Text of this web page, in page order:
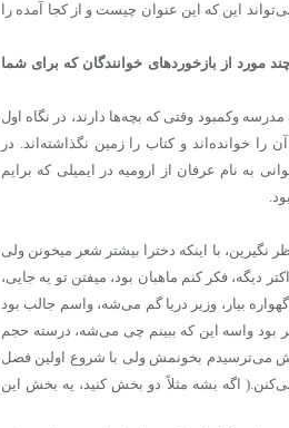
این که این عنوان چیست و از کجا آمده را
مورد از بازخوردهای خوانندگان که برای شما
مدرسه وکمبود وقتی که بچه‌ها دارند، در نگاه اول
خوانده‌اند و کتاب را زمین نگذاشته‌اند. در
به نام عرفان از ارومیه در ایمیلی که برایم
نگیرین، با اینکه دخترا بیشتر شعر میخونن ولی
دیگه، فکر کنم ماهبان بود، میفتن تو یه جایی،
بیار، وزیر دریا گم می‌شه، واسم جالب بود
واسه این که ببینم چی می‌شه، درسته حجم
می‌ترسیدم بخونمش ولی با شروع اولین فصل
اگه بشه مثلاً دو بخش کنید، یه بخش این